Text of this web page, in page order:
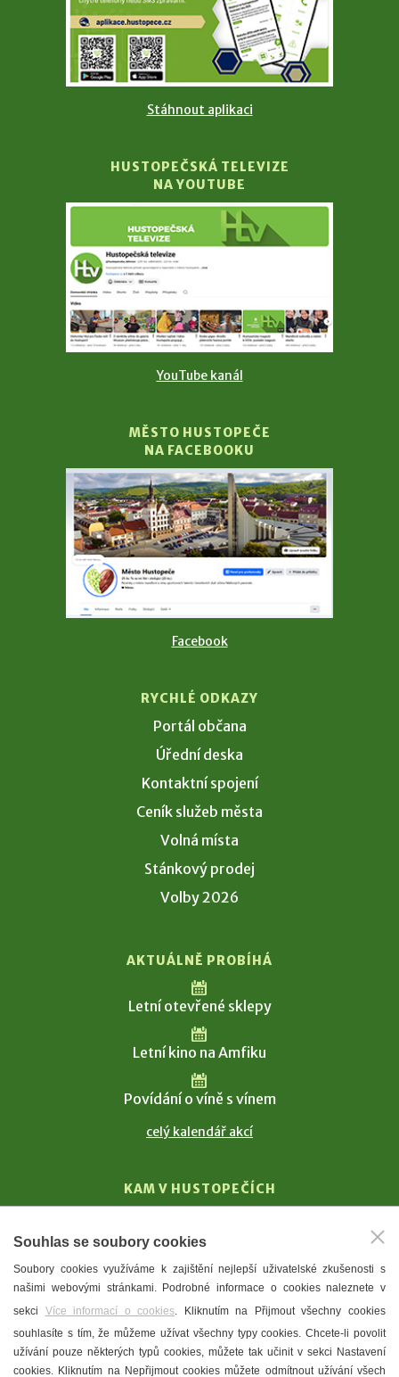
Stáhnout aplikaci
HUSTOPEČSKÁ TELEVIZE
NA YOUTUBE
YouTube kanál
MĚSTO HUSTOPEČE
NA FACEBOOKU
Facebook
RYCHLÉ ODKAZY
Portál občana
Úřední deska
Kontaktní spojení
Ceník služeb města
Volná místa
Stánkový prodej
Volby 2026
AKTUÁLNĚ PROBÍHÁ
Letní otevřené sklepy
Letní kino na Amfiku
Povídání o víně s vínem
celý kalendář akcí
KAM V HUSTOPEČÍCH
T. G. Masaryk
Mandloně
Ubytování
Restaurace
Městské muzeum a galerie
Souhlas se soubory cookies
Soubory cookies využíváme k zajištění nejlepší uživatelské zkušenosti s
našimi webovými stránkami. Podrobné informace o cookies naleznete v
sekci Více informací o cookies. Kliknutím na Přijmout všechny cookies
souhlasíte s tím, že můžeme užívat všechny typy cookies. Chcete-li povolit
užívání pouze některých typů cookies, můžete tak učinit v sekci Nastavení
cookies. Kliknutím na Nepřijmout cookies můžete odmítnout užívání všech